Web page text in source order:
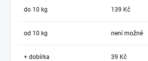
do 10 kg 139 Kč
od 10 kg není možné
+ dobírka 39 Kč